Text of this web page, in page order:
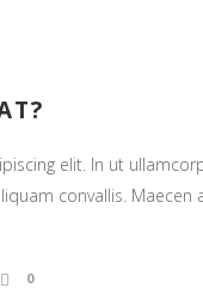
elit. In ut
convallis.
0